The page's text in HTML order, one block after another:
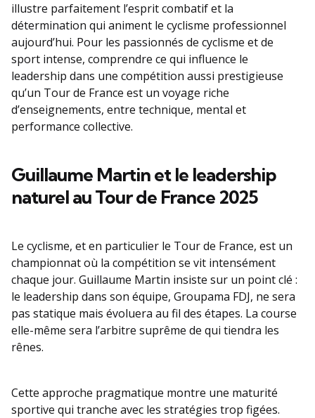
illustre parfaitement l’esprit combatif et la
détermination qui animent le cyclisme professionnel
aujourd’hui. Pour les passionnés de cyclisme et de
sport intense, comprendre ce qui influence le
leadership dans une compétition aussi prestigieuse
qu’un Tour de France est un voyage riche
d’enseignements, entre technique, mental et
performance collective.
Guillaume Martin et le leadership
naturel au Tour de France 2025
Le cyclisme, et en particulier le Tour de France, est un
championnat où la compétition se vit intensément
chaque jour. Guillaume Martin insiste sur un point clé :
le leadership dans son équipe, Groupama FDJ, ne sera
pas statique mais évoluera au fil des étapes. La course
elle-même sera l’arbitre suprême de qui tiendra les
rênes.
Cette approche pragmatique montre une maturité
sportive qui tranche avec les stratégies trop figées.